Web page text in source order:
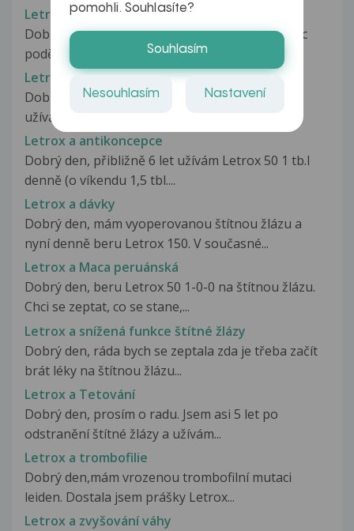
Letrox a akné
Dobrý den, paní doktorko, bych Vám chtěla moc
poděkovat za pomoc při radě,...
Letrox a alkohol
Dobrý den, chtěl jsem se zeptat jestli mohu při
užívání letroxu 50 pít alkohol,...
Letrox a antikoncepce
Dobrý den, přibližně 6 let užívám Letrox 50 1 tb.l
denně (o víkendu 1,5 tbl....
Letrox a dávky
Dobrý den, mám vyoperovanou štítnou žlázu a
nyní denně beru Letrox 150. V současné...
Letrox a Maca peruánská
Dobrý den, beru Letrox 50 1-0-0 na štítnou žlázu.
Chci se zeptat, co se stane,...
Letrox a snížená funkce štítné žlázy
Dobrý den, ráda bych se zeptala zda je třeba začít
brát léky na štítnou žlázu...
Letrox a Tetování
Dobrý den, prosím o radu. Jsem asi 5 let po
odstranění štítné žlázy a užívám...
Letrox a trombofilie
Dobrý den,mám vrozenou trombofilní mutaci
leiden. Dostala jsem prášky Letrox...
Letrox a zvyšování váhy
pomohli. Souhlasíte?
Souhlasím
Nesouhlasím Nastavení